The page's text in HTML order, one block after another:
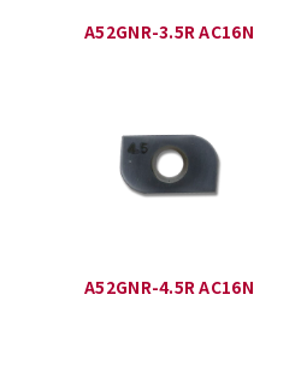
A52GNR-3.5R AC16N
A52GNR-4.5R AC16N